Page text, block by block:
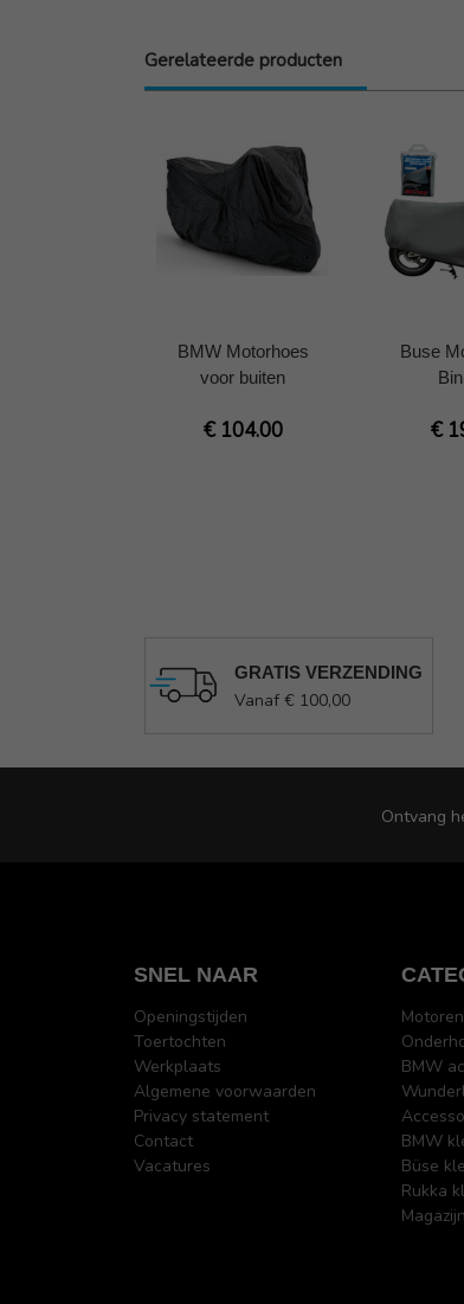
Gerelateerde producten
BMW Motorhoes
voor buiten
€ 104.00
Buse
€
GRATIS VERZENDING
Vanaf € 100,00
Ontvang
SNEL NAAR
Openingstijden
Toertochten
Werkplaats
Algemene voorwaarden
Privacy statement
Contact
Vacatures
Motoren
BMW
BMW
Büse
Rukka
Magazijn